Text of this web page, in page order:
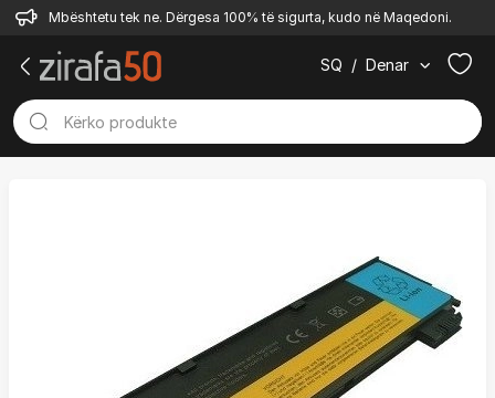
Mbështetu tek ne. Dërgesa 100% të sigurta, kudo në Maqedoni.
SQ / Denar